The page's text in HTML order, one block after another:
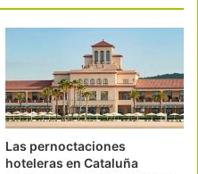
Las pernoctaciones
hoteleras en Cataluña